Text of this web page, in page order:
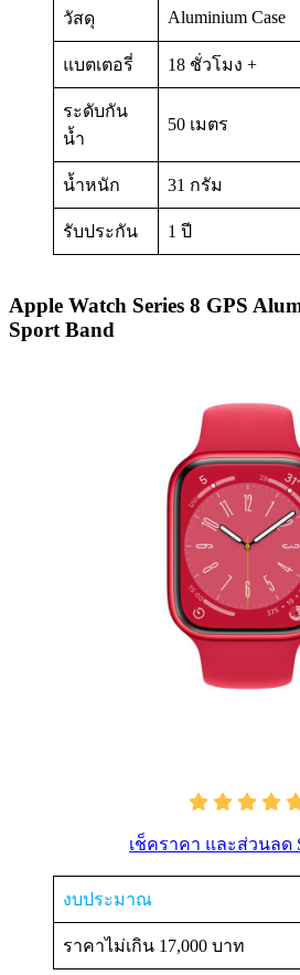
วัสดุ Aluminium Case
แบตเตอรี่ 18 ชั่วโมง +
ระดับกัน
น้ำ
50 เมตร
น้ำหนัก 31 กรัม
รับประกัน 1 ปี
Apple Watch Series 8 GPS
Sport Band
เช็คราคา และส่วนลด
งบประมาณ
ราคาไม่เกิน 17,000 บาท